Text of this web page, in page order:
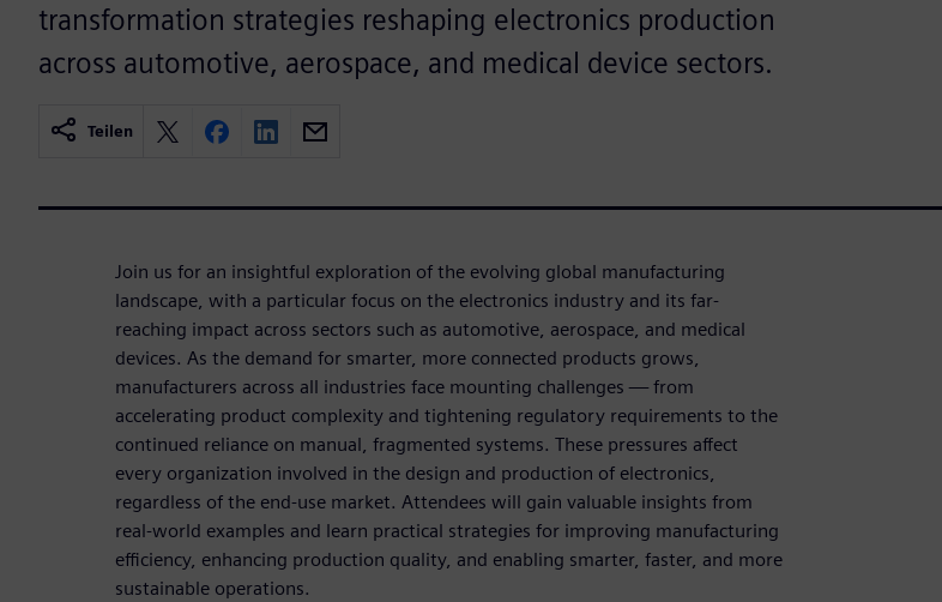
transformation strategies reshaping electronics production
across automotive, aerospace, and medical device sectors.
Teilen
Join us for an insightful exploration of the evolving global manufacturing
landscape, with a particular focus on the electronics industry and its far-
reaching impact across sectors such as automotive, aerospace, and medical
devices. As the demand for smarter, more connected products grows,
manufacturers across all industries face mounting challenges — from
accelerating product complexity and tightening regulatory requirements to the
continued reliance on manual, fragmented systems. These pressures affect
every organization involved in the design and production of electronics,
regardless of the end-use market. Attendees will gain valuable insights from
real-world examples and learn practical strategies for improving manufacturing
efficiency, enhancing production quality, and enabling smarter, faster, and more
sustainable operations.